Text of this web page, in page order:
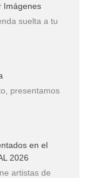
Imágenes
suelta a tu
presentamos
en el
2026
artistas de